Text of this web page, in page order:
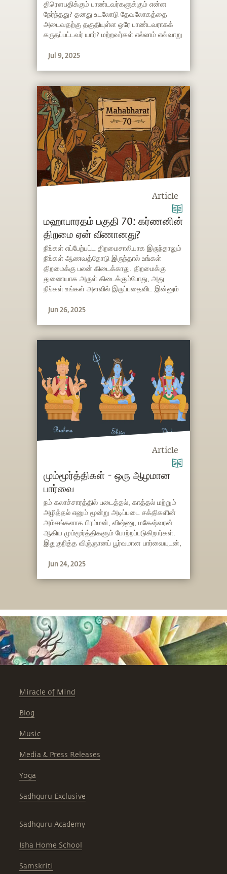
திரௌபதிக்கும் என்ன நேர்ந்தது?
திரௌபதிக்கும் பாண்டவர்களுக்கும் என்ன
நேர்ந்தது? தனது உடலோடு தேவலோகத்தை
அடைவதற்கு தகுதியுள்ள ஒரே பாண்டவராகக்
கருதப்பட்டவர் யார்? மற்றவர்கள் எல்லாம் எவ்வாறு
பாண்டவர்களின் வாழ்க்கையை இந்த பகுதியில்
Jul 9, 2025
Article
மஹாபாரதம் பகுதி 70: கர்ணனின்
திறமை ஏன் வீணானது?
நீங்கள் எப்பேற்பட்ட திறமைசாலியாக இருந்தாலும்
நீங்கள் ஆணவத்தோடு இருந்தால் உங்கள்
திறமைக்கு பலன் கிடைக்காது. திறமைக்கு
துணையாக அருள் கிடைக்கும்போது, அது
நீங்கள் உங்கள் அளவில் இருப்பதைவிட இன்னும்
நடக்க வேண்டும்.
Jun 26, 2025
Article
மும்மூர்த்திகள் - ஒரு ஆழமான
பார்வை
நம் கலாச்சாரத்தில் படைத்தல், காத்தல் மற்றும்
அழித்தல் எனும் மூன்று அடிப்படை சக்திகளின்
அம்சங்களாக பிரம்மன், விஷ்ணு, மகேஷ்வரன்
ஆகிய மும்மூர்த்திகளும் போற்றப்படுகிறார்கள்.
இதுகுறித்த விஞ்ஞானப் பூர்வமான பார்வையுடன்,
பகிர்கிறார்.
Jun 24, 2025
Miracle of Mind
Blog
Music
Media & Press Releases
Yoga
Sadhguru Exclusive
Sadhguru Academy
Isha Home School
Samskriti